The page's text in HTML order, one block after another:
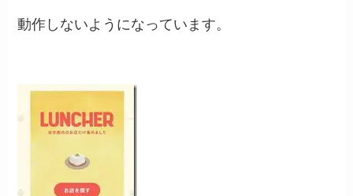
動作しないようになっています。